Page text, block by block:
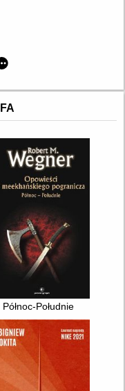
imperium
Północ-Południe